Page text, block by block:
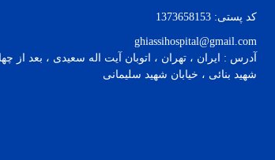
کد پستی: 1373658153
ghiassihospital@gmail.com
آدرس : ایران ، تهران ، اتوبان آيت اله سعيدی ، بعد از
شهيد بنائی ، خيابان شهيد سليمانی